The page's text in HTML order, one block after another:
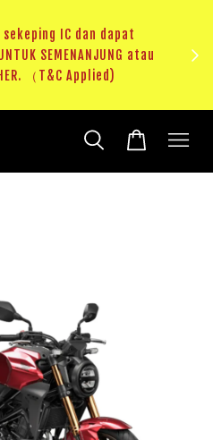
sekeping IC dan dapat
SEMENANJUNG atau
（T&C Applied)